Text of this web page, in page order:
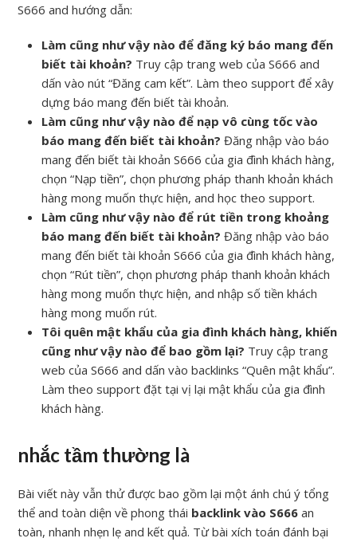
S666 and hướng dẫn:
Làm cũng như vậy nào để đăng ký báo mang đến
biết tài khoản? Truy cập trang web của S666 and
dấn vào nút “Đăng cam kết”. Làm theo support để xây
dựng báo mang đến biết tài khoản.
Làm cũng như vậy nào để nạp vô cùng tốc vào
báo mang đến biết tài khoản? Đăng nhập vào báo
mang đến biết tài khoản S666 của gia đình khách hàng,
chọn “Nạp tiền”, chọn phương pháp thanh khoản khách
hàng mong muốn thực hiện, and học theo support.
Làm cũng như vậy nào để rút tiền trong khoảng
báo mang đến biết tài khoản? Đăng nhập vào báo
mang đến biết tài khoản S666 của gia đình khách hàng,
chọn “Rút tiền”, chọn phương pháp thanh khoản khách
hàng mong muốn thực hiện, and nhập số tiền khách
hàng mong muốn rút.
Tôi quên mật khẩu của gia đình khách hàng, khiến
cũng như vậy nào để bao gồm lại? Truy cập trang
web của S666 and dấn vào backlinks “Quên mật khẩu”.
Làm theo support đặt tại vị lại mật khẩu của gia đình
khách hàng.
nhắc tầm thường là
Bài viết này vẫn thử được bao gồm lại một ánh chú ý tổng
thể and toàn diện về phong thái backlink vào S666 an
toàn, nhanh nhẹn lẹ and kết quả. Từ bài xích toán đánh bại